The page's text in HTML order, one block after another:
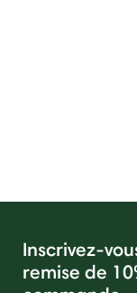
Inscrivez-
remise de